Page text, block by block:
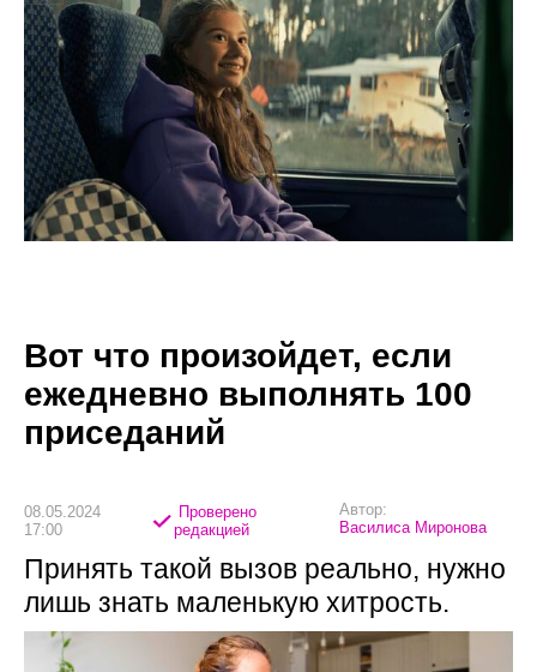
Вот что произойдет, если
ежедневно выполнять 100
приседаний
08.05.2024
17:00
Проверено
редакцией
Автор:
Василиса Миронова
Принять такой вызов реально, нужно
лишь знать маленькую хитрость.